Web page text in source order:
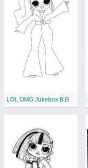
LOL OMG Jukebox B.B